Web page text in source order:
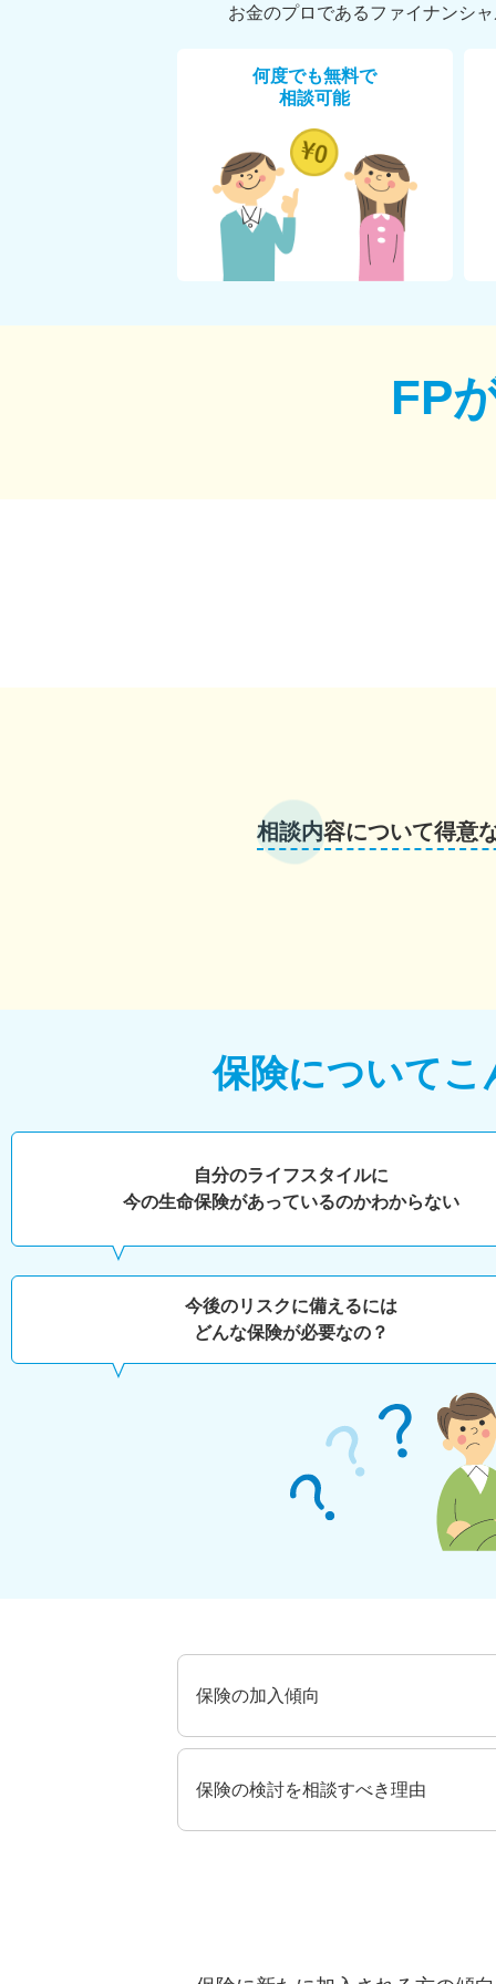
お金のプロであるファイナンシ
何度でも無料で
相談可能
FP
相談内容について得意
保険についてこ
自分のライフスタイルに
今の生命保険があっているのかわからない
今後のリスクに備えるには
どんな保険が必要なの？
保険の加入傾向
保険の検討を相談すべき理由